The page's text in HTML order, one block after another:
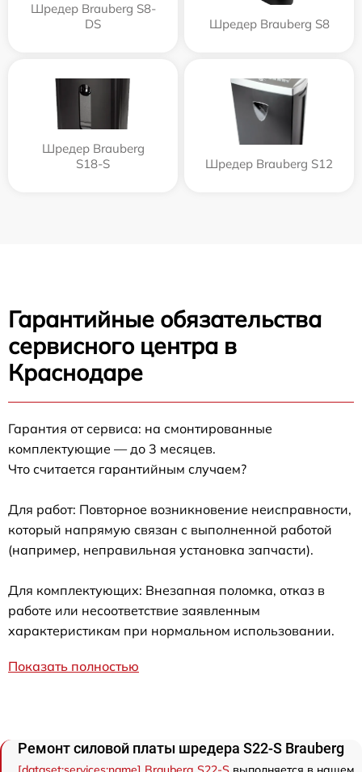
Шредер Brauberg S8-
DS
Шредер Brauberg S8
Шредер Brauberg
S18-S
Шредер Brauberg S12
Гарантийные обязательства
сервисного центра в
Краснодаре
Гарантия от сервиса: на смонтированные
комплектующие — до 3 месяцев.
Что считается гарантийным случаем?
Для работ: Повторное возникновение неисправности,
который напрямую связан с выполненной работой
(например, неправильная установка запчасти).
Для комплектующих: Внезапная поломка, отказ в
работе или несоответствие заявленным
характеристикам при нормальном использовании.
Показать полностью
Ремонт силовой платы шредера S22-S Brauberg